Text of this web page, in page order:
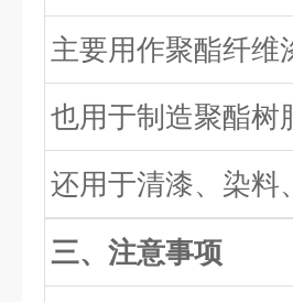
主要用作聚酯纤维
也用于制造聚酯树
还用于清漆、染料
三、注意事项